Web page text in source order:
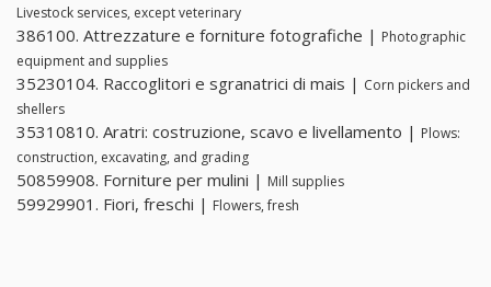
Livestock services, except veterinary
386100. Attrezzature e forniture fotografiche | Photographic
equipment and supplies
35230104. Raccoglitori e sgranatrici di mais | Corn pickers and
shellers
35310810. Aratri: costruzione, scavo e livellamento | Plows:
construction, excavating, and grading
50859908. Forniture per mulini | Mill supplies
59929901. Fiori, freschi | Flowers, fresh